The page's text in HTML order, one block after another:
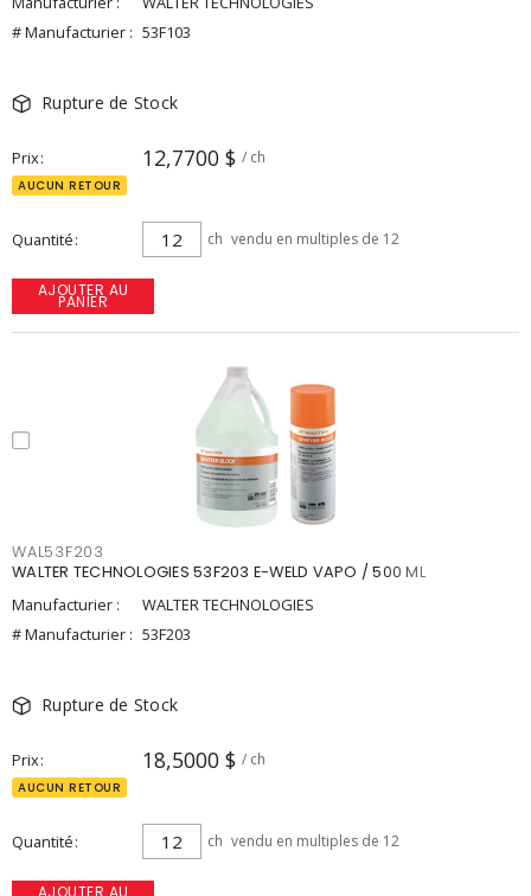
# Manufacturier : 53F103
Rupture de Stock
Prix 12,7700 $ / ch
AUCUN RETOUR
Quantité ch vendu en multiples de 12
AJOUTER AU
PANIER
WAL53F203
WALTER TECHNOLOGIES 53F203 E-WELD VAPO / 500 ML
Manufacturier :
WALTER TECHNOLOGIES
# Manufacturier : 53F203
Rupture de Stock
Prix 18,5000 $ / ch
AUCUN RETOUR
Quantité ch vendu en multiples de 12
AJOUTER AU